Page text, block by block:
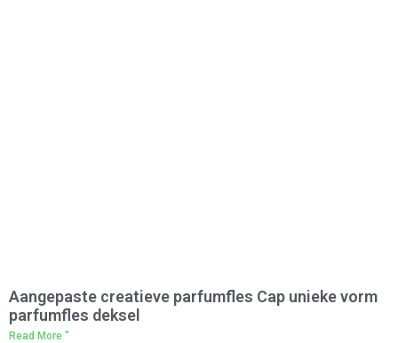
Aangepaste creatieve parfumfles Cap unieke vorm
parfumfles deksel
Read More "